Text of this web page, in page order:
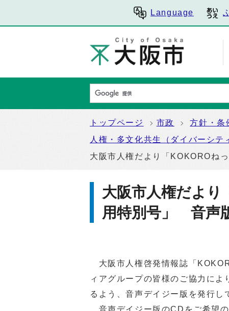
Language
トップページ 市政 方針・条
人権・多文化共生（ダイバーシテ
大阪市人権だより「KOKOROね
大阪市人権だより
用特別号」 音声
大阪市人権啓発情報誌「
ィアグループの皆様のご協力に
るよう、音声デイジー版を発行し
音声デイジー版のCDをご希望